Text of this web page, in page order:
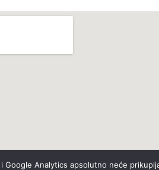
Analytics apsolutno neće